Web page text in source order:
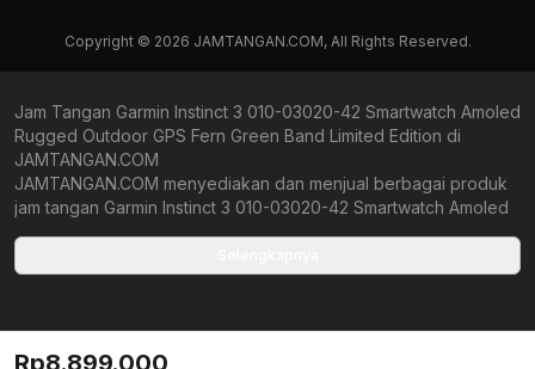
Copyright © 2026 JAMTANGAN.COM, All Rights Reserved.
Jam Tangan Garmin Instinct 3 010-03020-42 Smartwatch Amoled
Rugged Outdoor GPS Fern Green Band Limited Edition di
JAMTANGAN.COM
JAMTANGAN.COM menyediakan dan menjual berbagai produk
jam tangan Garmin Instinct 3 010-03020-42 Smartwatch Amoled
Kami berkomitmen untuk memberi penawaran terbaik bagi
yang tersedia merupakan produk jam tangan original,
berkualitas tinggi, dan memiliki harga yang lebih terjangkau dari
Rp8.899.000